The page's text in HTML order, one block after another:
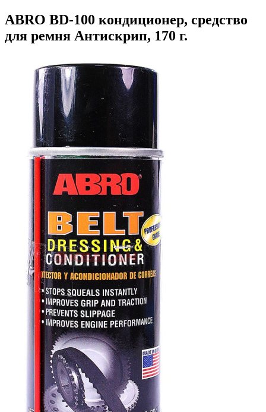
ABRO BD-100 кондиционер, cредство
для ремня Антискрип, 170 г.